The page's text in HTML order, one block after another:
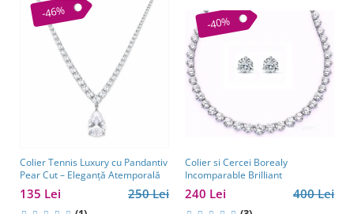
-46%
Colier Tennis Luxury cu Pandantiv
Pear Cut – Eleganță Atemporală
250 Lei
135 Lei
-40%
Colier si Cercei Borealy
Incomparable Brilliant
400 Lei
240 Lei